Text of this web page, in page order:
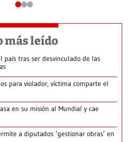
más leído
país tras ser desvinculado de las
para violador, víctima comparte el
en su misión al Mundial y cae
a diputados ‘gestionar obras’ en